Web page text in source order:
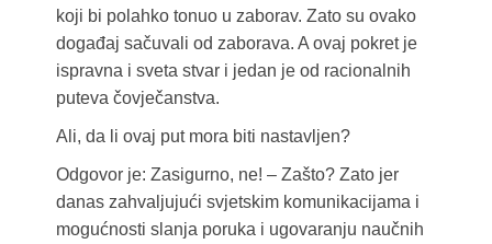
koji bi polahko tonuo u zaborav. Zato su ovako
događaj sačuvali od zaborava. A ovaj pokret je
ispravna i sveta stvar i jedan je od racionalnih
puteva čovječanstva.
Ali, da li ovaj put mora biti nastavljen?
Odgovor je: Zasigurno, ne! – Zašto? Zato jer
danas zahvaljujući svjetskim komunikacijama i
mogućnosti slanja poruka i ugovaranju naučnih